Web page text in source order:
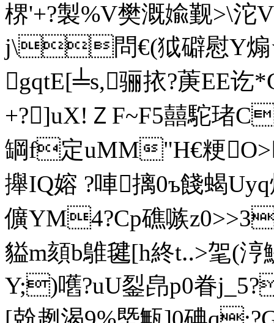
楐'+?製%V樊溉婾觐>\沱
j\問€(狘礔慰Y
gqtE[╧s,骊挔?菮EE讫
+?]uX!ＺF~F5囍駝
罁f定uMM"H€粳
攑IQ嫆 ?唓摛0ъ餞蝎
儣YM4?Cp礁嗾
貖m頦b鵻毽[h終t‥>毠(
Y;)嚿?uU銐皍p0眷